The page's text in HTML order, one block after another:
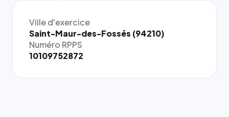
Ville d'exercice
Saint-Maur-des-Fossés (94210)
Numéro RPPS
10109752872